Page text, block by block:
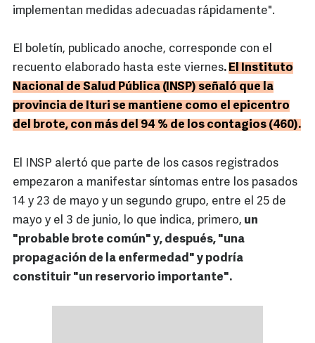
implementan medidas adecuadas rápidamente".
El boletín, publicado anoche, corresponde con el
recuento elaborado hasta este viernes. El Instituto
Nacional de Salud Pública (INSP) señaló que la
provincia de Ituri se mantiene como el epicentro
del brote, con más del 94 % de los contagios (460).
El INSP alertó que parte de los casos registrados
empezaron a manifestar síntomas entre los pasados
14 y 23 de mayo y un segundo grupo, entre el 25 de
mayo y el 3 de junio, lo que indica, primero, un
"probable brote común" y, después, "una
propagación de la enfermedad" y podría
constituir "un reservorio importante".